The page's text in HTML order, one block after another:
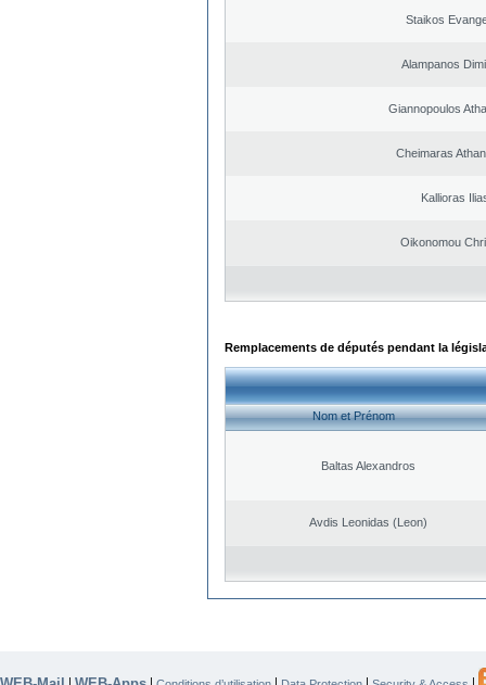
Staikos
Alampanos
Giannopoulos
Cheimaras
Kallioras
Oikonomou
Remplacements de députés pendant la
Nom et Prénom
Baltas Alexandros
Avdis Leonidas (Leon)
| | | | |